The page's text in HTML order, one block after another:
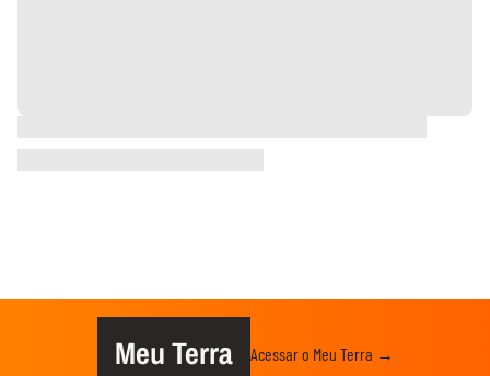
Meu Terra Acessar o Meu Terra →